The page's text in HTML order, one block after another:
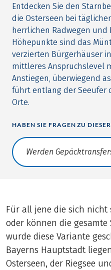
Entdecken Sie den
die Osterseen bei
herrlichen Radwegen
Höhepunkte sind das
verzierten Bürgerhäuser
mittleres Anspruchslevel
Anstiegen, überwiegend
führt entlang der Seeufer
Orte.
HABEN SIE FRAGEN ZU
Translate: a11y.faq.search
Für all jene die sich nicht
oder können die gesamte
wurde diese Variante
Bayerns Hauptstadt
Osterseen, der Riegsee